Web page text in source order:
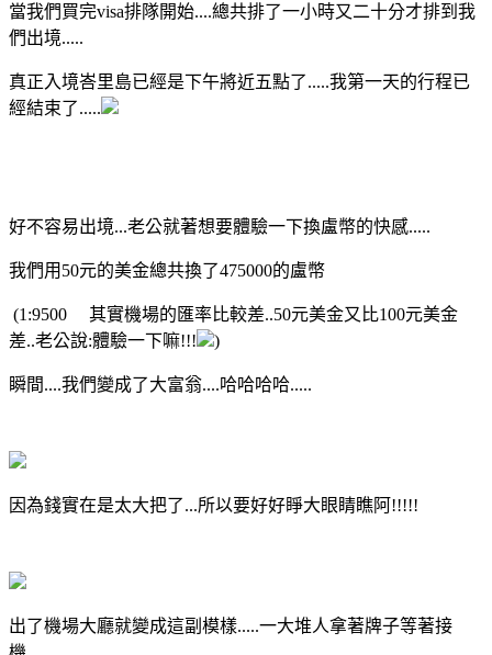
當我們買完visa排隊開始....總共排了一小時又二十分才排到我
們出境.....
真正入境峇里島已經是下午將近五點了.....我第一天的行程已
經結束了.....
好不容易出境...老公就著想要體驗一下換盧幣的快感.....
我們用50元的美金總共換了475000的盧幣
(1:9500 其實機場的匯率比較差..50元美金又比100元美金
差..老公說:體驗一下嘛!!!
)
瞬間....我們變成了大富翁....哈哈哈哈.....
因為錢實在是太大把了...所以要好好睜大眼睛瞧阿!!!!!
出了機場大廳就變成這副模樣.....一大堆人拿著牌子等著接